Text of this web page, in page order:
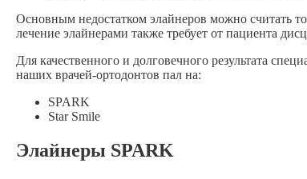
Основным недостатком элайнеров можно считать
лечение элайнерами также требует от пациента
Для качественного и долговечного результата
наших врачей-ортодонтов пал на:
SPARK
Star Smile
Элайнеры SPARK